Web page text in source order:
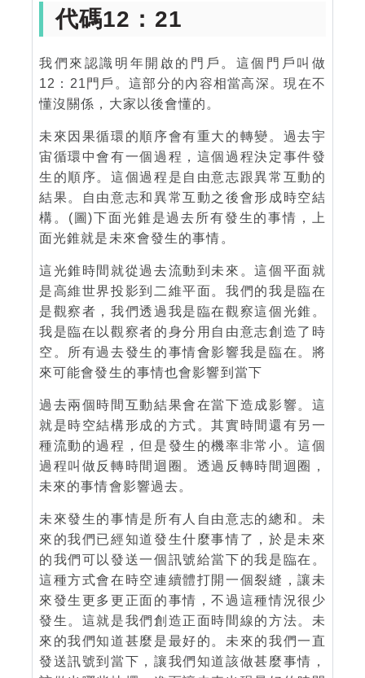
代碼12：21
我們來認識明年開啟的門戶。這個門戶叫做
12：21門戶。這部分的內容相當高深。現在不
懂沒關係，大家以後會懂的。
未來因果循環的順序會有重大的轉變。過去宇
宙循環中會有一個過程，這個過程決定事件發
生的順序。這個過程是自由意志跟異常互動的
結果。自由意志和異常互動之後會形成時空結
構。(圖)下面光錐是過去所有發生的事情，上
面光錐就是未來會發生的事情。
這光錐時間就從過去流動到未來。這個平面就
是高維世界投影到二維平面。我們的我是臨在
是觀察者，我們透過我是臨在觀察這個光錐。
我是臨在以觀察者的身分用自由意志創造了時
空。所有過去發生的事情會影響我是臨在。將
來可能會發生的事情也會影響到當下
過去兩個時間互動結果會在當下造成影響。這
就是時空結構形成的方式。其實時間還有另一
種流動的過程，但是發生的機率非常小。這個
過程叫做反轉時間迴圈。透過反轉時間迴圈，
未來的事情會影響過去。
未來發生的事情是所有人自由意志的總和。未
來的我們已經知道發生什麼事情了，於是未來
的我們可以發送一個訊號給當下的我是臨在。
這種方式會在時空連續體打開一個裂縫，讓未
來發生更多更正面的事情，不過這種情況很少
發生。這就是我們創造正面時間線的方法。未
來的我們知道甚麼是最好的。未來的我們一直
發送訊號到當下，讓我們知道該做甚麼事情，